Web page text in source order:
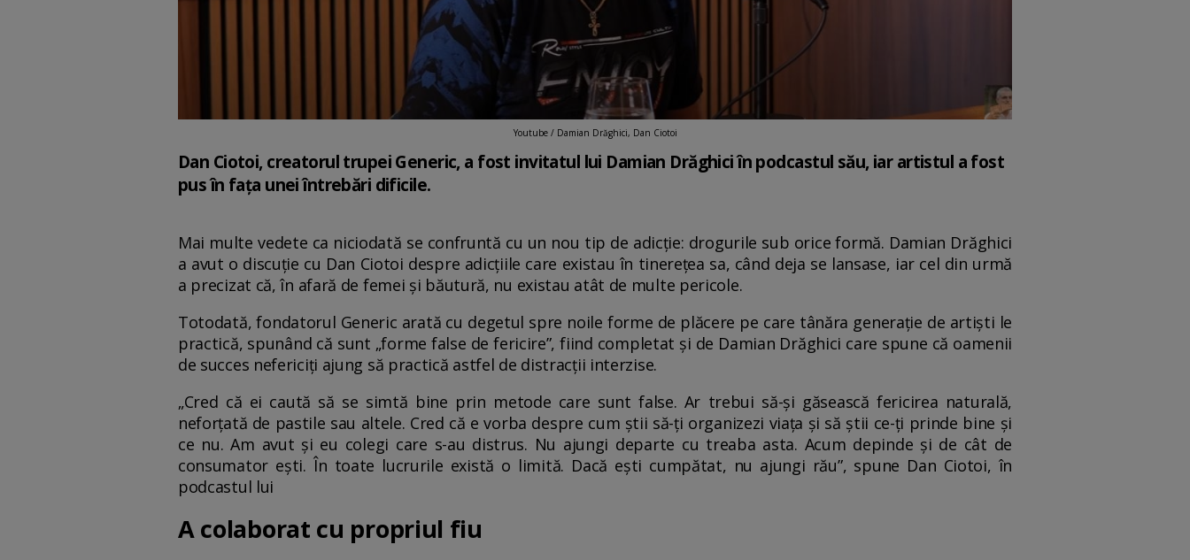
Youtube / Damian Drăghici, Dan Ciotoi
Dan Ciotoi, creatorul trupei Generic, a fost invitatul lui Damian Drăghici în podcastul său, iar artistul a fost
pus în fața unei întrebări dificile.
Mai multe vedete ca niciodată se confruntă cu un nou tip de adicție: drogurile sub orice formă. Damian Drăghici
a avut o discuție cu Dan Ciotoi despre adicțiile care existau în tinerețea sa, când deja se lansase, iar cel din urmă
a precizat că, în afară de femei și băutură, nu existau atât de multe pericole.
Totodată, fondatorul Generic arată cu degetul spre noile forme de plăcere pe care tânăra generație de artiști le
practică, spunând că sunt „forme false de fericire”, fiind completat și de Damian Drăghici care spune că oamenii
de succes nefericiți ajung să practică astfel de distracții interzise.
„Cred că ei caută să se simtă bine prin metode care sunt false. Ar trebui să-și găsească fericirea naturală,
neforțată de pastile sau altele. Cred că e vorba despre cum știi să-ți organizezi viața și să știi ce-ți prinde bine și
ce nu. Am avut și eu colegi care s-au distrus. Nu ajungi departe cu treaba asta. Acum depinde și de cât de
consumator ești. În toate lucrurile există o limită. Dacă ești cumpătat, nu ajungi rău”, spune Dan Ciotoi, în
podcastul lui
A colaborat cu propriul fiu